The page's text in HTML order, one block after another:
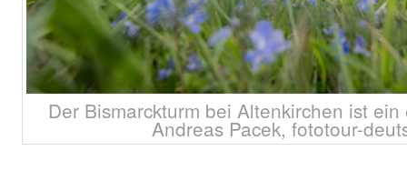
Der Bismarckturm bei Altenkirchen ist
Andreas Pacek, fototour-